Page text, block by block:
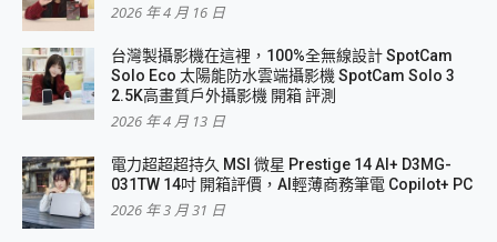
2026 年 4 月 16 日
台灣製攝影機在這裡，100%全無線設計 SpotCam
Solo Eco 太陽能防水雲端攝影機 SpotCam Solo 3
2.5K高畫質戶外攝影機 開箱 評測
2026 年 4 月 13 日
電力超超超持久 MSI 微星 Prestige 14 AI+ D3MG-
031TW 14吋 開箱評價，AI輕薄商務筆電 Copilot+ PC
2026 年 3 月 31 日